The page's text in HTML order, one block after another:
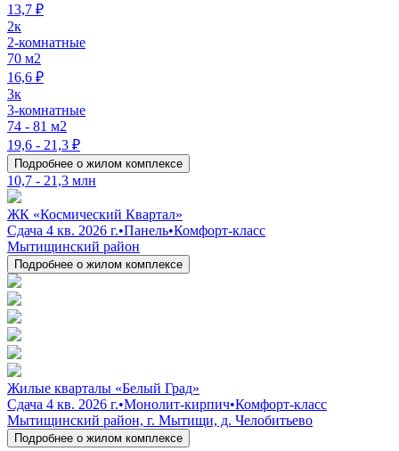
13,7 ₽
2к
2-комнатные
70 м2
16,6 ₽
3к
3-комнатные
74 - 81 м2
19,6 - 21,3 ₽
Подробнее о жилом комплексе
10,7 - 21,3 млн
ЖК «Космический Квартал»
Сдача 4 кв. 2026 г.•Панель•Комфорт-класс
Мытищинский район
Подробнее о жилом комплексе
Жилые кварталы «Белый Град»
Сдача 4 кв. 2026 г.•Монолит-кирпич•Комфорт-класс
Мытищинский район, г. Мытищи, д. Челобитьево
Подробнее о жилом комплексе